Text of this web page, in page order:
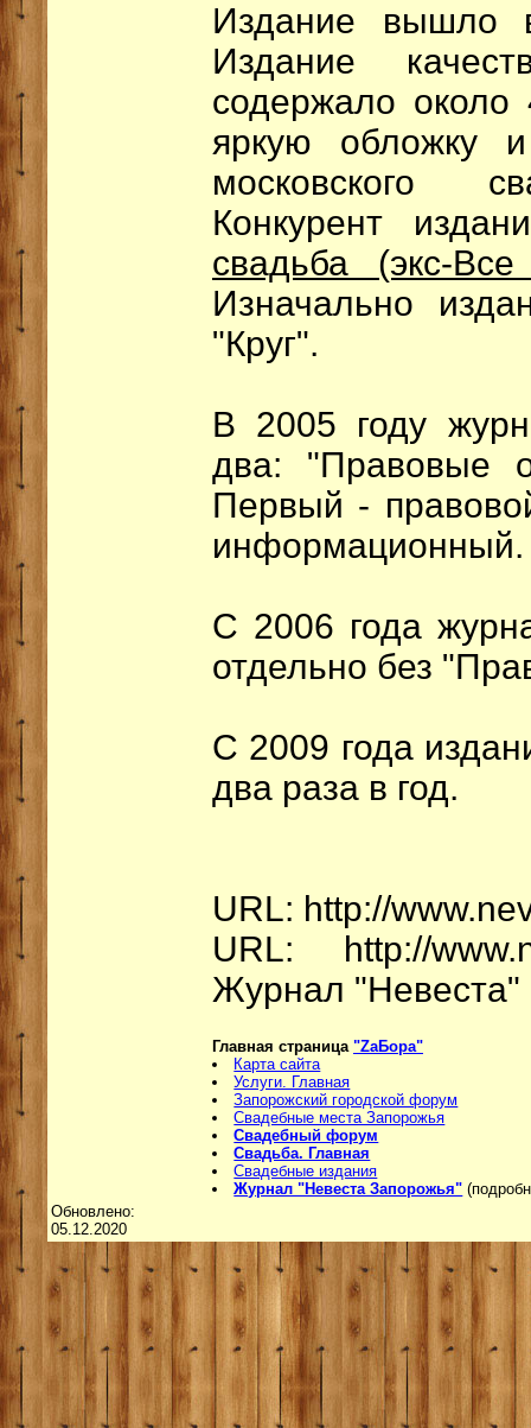
Издание вышло
Издание
содержало
яркую обложку
московского
Конкурент
свадьба (экс-
Изначально
"Круг".
В 2005 году
два: "Правовые
Первый -
информационный.
С 2006 года
отдельно без
С 2009 года
два раза в год.
URL: http://
URL: http://
Журнал "Невеста"
Главная страница "ZаБора"
Карта сайта
Услуги. Главная
Запорожский городской форум
Свадебные места Запорожья
Свадебный форум
Свадьба. Главная
Свадебные издания
Журнал "Невеста Запорожья"
Обновлено:
05.12.2020